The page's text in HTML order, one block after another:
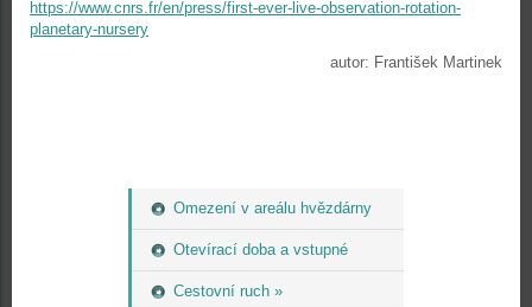
Omezení v areálu hvězdárny
Otevírací doba a vstupné
Cestovní ruch »
https://www.cnrs.fr/en/press/first-ever-live-observation-rotation-
planetary-nursery
autor: František Martinek